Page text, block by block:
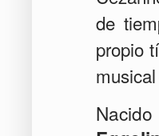
de
propio
Nacido